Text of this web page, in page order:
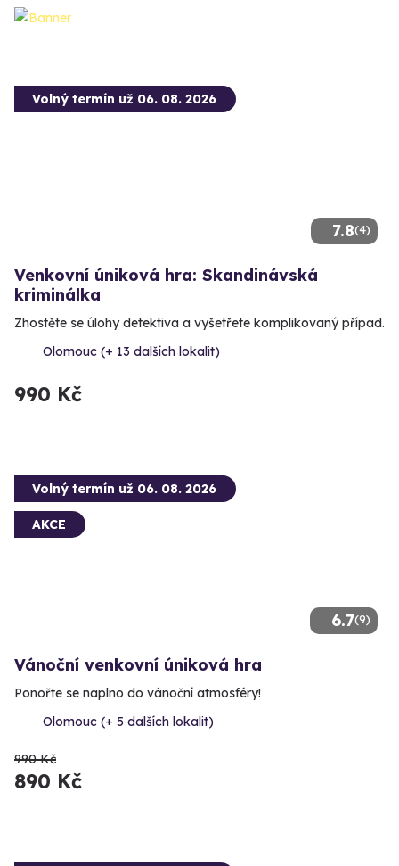
7.8(4)
Volný termín už 06. 08. 2026
Venkovní úniková hra: Skandinávská
kriminálka
Zhostěte se úlohy detektiva a vyšetřete komplikovaný případ.
Olomouc (+ 13 dalších lokalit)
990 Kč
6.7(9)
Volný termín už 06. 08. 2026
AKCE
Vánoční venkovní úniková hra
Ponořte se naplno do vánoční atmosféry!
Olomouc (+ 5 dalších lokalit)
990 Kč
890 Kč